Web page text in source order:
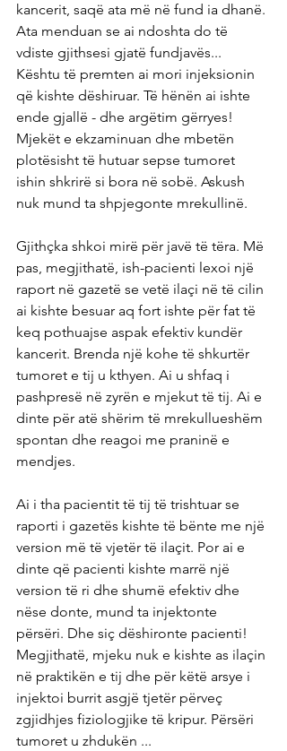
kancerit, saqë ata më në fund ia dhanë.
Ata menduan se ai ndoshta do të
vdiste gjithsesi gjatë fundjavës...
Kështu të premten ai mori injeksionin
që kishte dëshiruar. Të hënën ai ishte
ende gjallë - dhe argëtim gërryes!
Mjekët e ekzaminuan dhe mbetën
plotësisht të hutuar sepse tumoret
ishin shkrirë si bora në sobë. Askush
nuk mund ta shpjegonte mrekullinë.
Gjithçka shkoi mirë për javë të tëra. Më
pas, megjithatë, ish-pacienti lexoi një
raport në gazetë se vetë ilaçi në të cilin
ai kishte besuar aq fort ishte për fat të
keq pothuajse aspak efektiv kundër
kancerit. Brenda një kohe të shkurtër
tumoret e tij u kthyen. Ai u shfaq i
pashpresë në zyrën e mjekut të tij. Ai e
dinte për atë shërim të mrekullueshëm
spontan dhe reagoi me praninë e
mendjes.
Ai i tha pacientit të tij të trishtuar se
raporti i gazetës kishte të bënte me një
version më të vjetër të ilaçit. Por ai e
dinte që pacienti kishte marrë një
version të ri dhe shumë efektiv dhe
nëse donte, mund ta injektonte
përsëri. Dhe siç dëshironte pacienti!
Megjithatë, mjeku nuk e kishte as ilaçin
në praktikën e tij dhe për këtë arsye i
injektoi burrit asgjë tjetër përveç
zgjidhjes fiziologjike të kripur. Përsëri
tumoret u zhdukën ...